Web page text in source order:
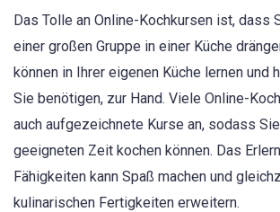
Das Tolle an Online-Kochkursen ist, dass
einer großen Gruppe in einer Küche
können in Ihrer eigenen Küche lernen und
Sie benötigen, zur Hand. Viele Online-
auch aufgezeichnete Kurse an, sodass
geeigneten Zeit kochen können. Das
Fähigkeiten kann Spaß machen und
kulinarischen Fertigkeiten erweitern.